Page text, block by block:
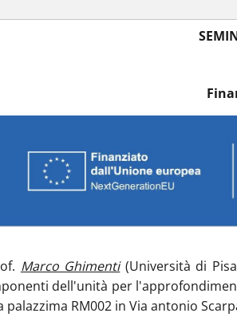
Marco Ghimenti(Università di
dell'unità per
palazzima RM002 in Via antonio